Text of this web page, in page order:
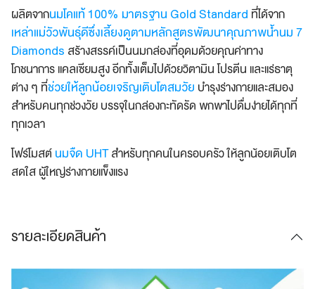
ผลิตจากนมโคแท้ 100% มาตรฐาน Gold Standard ที่ได้จาก
เหล่าแม่วัวพันธุ์ดีซึ่งเลี้ยงดูตามหลักสูตรพัฒนาคุณภาพน้ำนม 7
Diamonds สร้างสรรค์เป็นนมกล่องที่อุดมด้วยคุณค่าทาง
โภชนาการ แคลเซียมสูง อีกทั้งเต็มไปด้วยวิตามิน โปรตีน และแร่ธาตุ
ต่าง ๆ ที่ช่วยให้ลูกน้อยเจริญเติบโตสมวัย บำรุงร่างกายและสมอง
สำหรับคนทุกช่วงวัย บรรจุในกล่องกะทัดรัด พกพาไปดื่มง่ายได้ทุกที่
ทุกเวลา
โฟร์โมสต์นมจืด UHTสำหรับทุกคนในครอบครัว ให้ลูกน้อยเติบโต
สดใส ผู้ใหญ่ร่างกายแข็งแรง
รายละเอียดสินค้า